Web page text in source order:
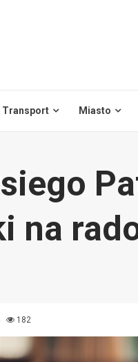
Transport Miasto
na
182